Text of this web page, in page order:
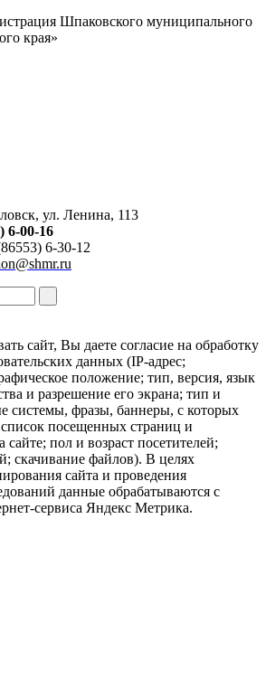
Шпаковского муниципального
края»
ул. Ленина, 113
6-00-16
6-30-12
сайт, Вы даете согласие на обработку
данных (IP-адрес;
положение; тип, версия, язык
и разрешение его экрана; тип и
системы, фразы, баннеры, с которых
посещенных страниц и
сайте; пол и возраст посетителей;
скачивание файлов). В целях
сайта и проведения
данные обрабатываются с
сервиса Яндекс Метрика.